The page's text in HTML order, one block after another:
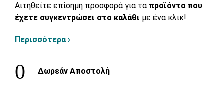
Αιτηθείτε επίσημη προσφορά για τα προϊόντα που
έχετε συγκεντρώσει στο καλάθι με ένα κλικ!
Περισσότερα ›
Δωρεάν Αποστολή